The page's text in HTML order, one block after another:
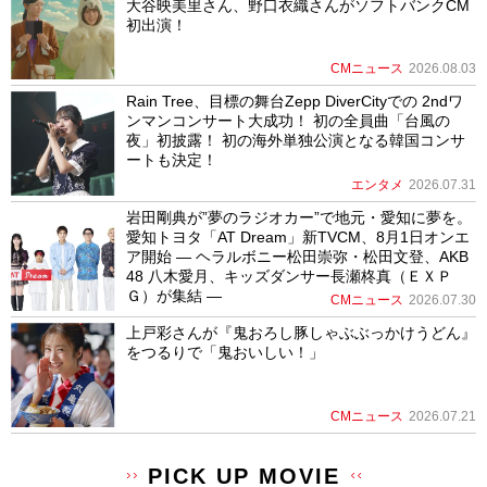
大谷映美里さん、野口衣織さんがソフトバンクCM
初出演！
CMニュース 2026.08.03
Rain Tree、目標の舞台Zepp DiverCityでの 2ndワ
ンマンコンサート大成功！ 初の全員曲「台風の
夜」初披露！ 初の海外単独公演となる韓国コンサ
ートも決定！
エンタメ 2026.07.31
岩田剛典が”夢のラジオカー”で地元・愛知に夢を。
愛知トヨタ「AT Dream」新TVCM、8月1日オンエ
ア開始 ― ヘラルボニー松田崇弥・松田文登、AKB
48 八木愛月、キッズダンサー長瀬柊真（ＥＸＰ
Ｇ）が集結 ―
CMニュース 2026.07.30
上戸彩さんが『鬼おろし豚しゃぶぶっかけうどん』
をつるりで「鬼おいしい！」
CMニュース 2026.07.21
PICK UP MOVIE